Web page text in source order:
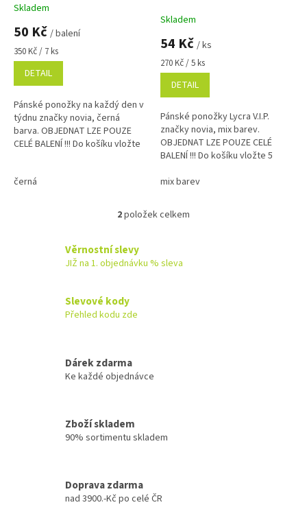
Průměrné
hodnocení
produktu
je
5,0
5
hvězdiček.
Skladem
50 Kč / balení
Měrná
cena:
350 Kč / 7 ks
DETAIL
Pánské ponožky na každý den v
týdnu značky novia, černá
barva. OBJEDNAT LZE POUZE
CELÉ BALENÍ !!! Do košíku vložte
černá
Skladem
54 Kč / ks
Měrná
cena:
270 Kč / 5 ks
DETAIL
Pánské ponožky Lycra V.I.P.
značky novia, mix barev.
OBJEDNAT LZE POUZE CELÉ
BALENÍ !!! Do košíku vložte 5
mix barev
O
á
y
s
2položek celkem
Věrnostní slevy
JIŽ na 1. objednávku % sleva
Slevové kody
Přehled kodu zde
Dárek zdarma
Ke každé objednávce
Zboží skladem
90% sortimentu skladem
Doprava zdarma
nad 3900.-Kč po celé ČR